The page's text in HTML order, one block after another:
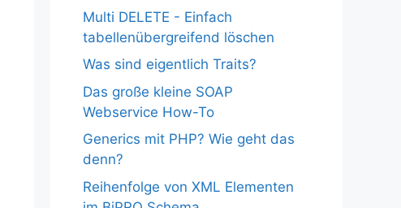
Multi DELETE - Einfach
tabellenübergreifend löschen
Was sind eigentlich Traits?
Das große kleine SOAP
Webservice How-To
Generics mit PHP? Wie geht das
denn?
Reihenfolge von XML Elementen